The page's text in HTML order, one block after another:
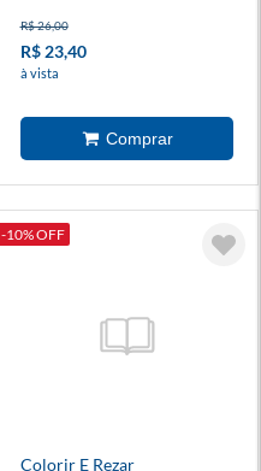
R$ 26,00
R$ 23,40
à vista
-10% OFF
Colorir E Rezar